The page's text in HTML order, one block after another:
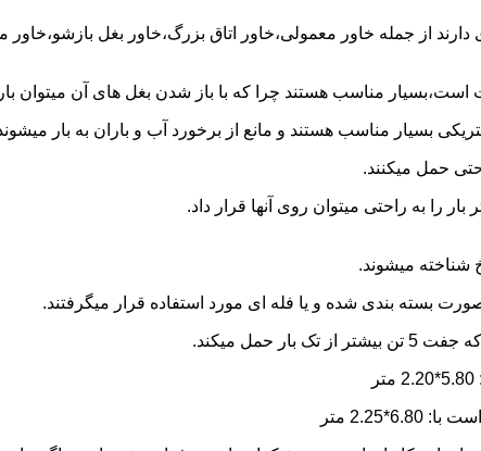
دارند از جمله خاور معمولی،خاور اتاق بزرگ،خاور بغل
مناسب هستند چرا که با باز شدن بغل های آن میتوان
بسیار مناسب هستند و مانع از برخورد آب و باران به بار
بسته بندی شده و یا فله ای مورد استفاده قرار میگرفتند.
میکند.